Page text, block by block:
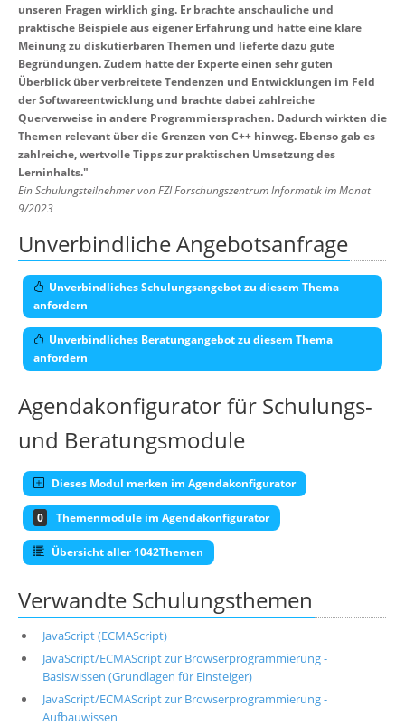
unseren Fragen wirklich ging. Er brachte anschauliche und
praktische Beispiele aus eigener Erfahrung und hatte eine klare
Meinung zu diskutierbaren Themen und lieferte dazu gute
Begründungen. Zudem hatte der Experte einen sehr guten
Überblick über verbreitete Tendenzen und Entwicklungen im Feld
der Softwareentwicklung und brachte dabei zahlreiche
Querverweise in andere Programmiersprachen. Dadurch wirkten die
Themen relevant über die Grenzen von C++ hinweg. Ebenso gab es
zahlreiche, wertvolle Tipps zur praktischen Umsetzung des
Lerninhalts."
Ein Schulungsteilnehmer von FZI Forschungszentrum Informatik im Monat
9/2023
Unverbindliche Angebotsanfrage
Unverbindliches Schulungsangebot zu diesem Thema
anfordern
Unverbindliches Beratungangebot zu diesem Thema
anfordern
Agendakonfigurator für Schulungs-
und Beratungsmodule
Dieses Modul merken im Agendakonfigurator
0 Themenmodule im Agendakonfigurator
Übersicht aller 1042Themen
Verwandte Schulungsthemen
JavaScript (ECMAScript)
JavaScript/ECMAScript zur Browserprogrammierung -
Basiswissen (Grundlagen für Einsteiger)
JavaScript/ECMAScript zur Browserprogrammierung -
Aufbauwissen